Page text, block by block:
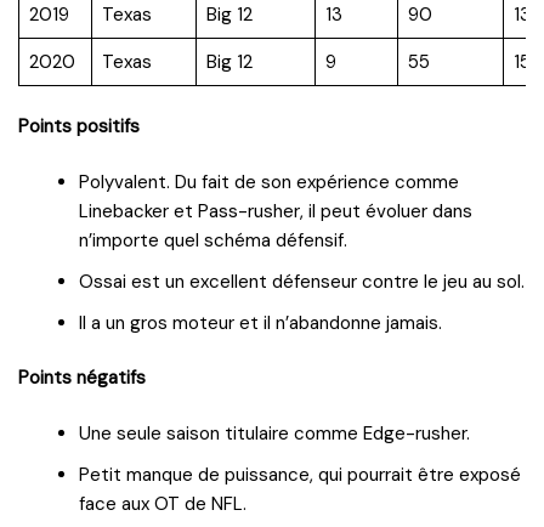
2019
Texas Big 12 13 90
13.5
2020
Texas Big 12 9 55 15.5
Points positifs
Polyvalent. Du fait de son expérience comme
Linebacker et Pass-rusher, il peut évoluer dans
n’importe quel schéma défensif.
Ossai est un excellent défenseur contre le jeu au sol.
Il a un gros moteur et il n’abandonne jamais.
Points négatifs
Une seule saison titulaire comme Edge-rusher.
Petit manque de puissance, qui pourrait être exposé
face aux OT de NFL.